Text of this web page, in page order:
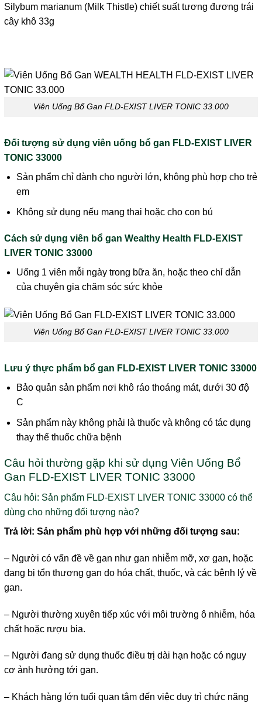
Silybum marianum (Milk Thistle) chiết suất tương đương trái
cây khô 33g
Viên Uống Bổ Gan FLD-EXIST LIVER TONIC 33.000
Đối tượng sử dụng viên uống bổ gan FLD-EXIST LIVER
TONIC 33000
Sản phẩm chỉ dành cho người lớn, không phù hợp cho trẻ
em
Không sử dụng nếu mang thai hoặc cho con bú
Cách sử dụng viên bổ gan Wealthy Health FLD-EXIST
LIVER TONIC 33000
Uống 1 viên mỗi ngày trong bữa ăn, hoặc theo chỉ dẫn
của chuyên gia chăm sóc sức khỏe
Viên Uống Bổ Gan FLD-EXIST LIVER TONIC 33.000
Lưu ý thực phẩm bổ gan FLD-EXIST LIVER TONIC 33000
Bảo quản sản phẩm nơi khô ráo thoáng mát, dưới 30 độ
C
Sản phẩm này không phải là thuốc và không có tác dụng
thay thế thuốc chữa bệnh
Câu hỏi thường gặp khi sử dụng Viên Uống Bổ
Gan FLD-EXIST LIVER TONIC 33000
Câu hỏi: Sản phẩm FLD-EXIST LIVER TONIC 33000 có thể
dùng cho những đối tượng nào?
Trả lời: Sản phẩm phù hợp với những đối tượng sau:
– Người có vấn đề về gan như gan nhiễm mỡ, xơ gan, hoặc
đang bị tổn thương gan do hóa chất, thuốc, và các bệnh lý về
gan.
– Người thường xuyên tiếp xúc với môi trường ô nhiễm, hóa
chất hoặc rượu bia.
– Người đang sử dụng thuốc điều trị dài hạn hoặc có nguy
cơ ảnh hưởng tới gan.
– Khách hàng lớn tuổi quan tâm đến việc duy trì chức năng